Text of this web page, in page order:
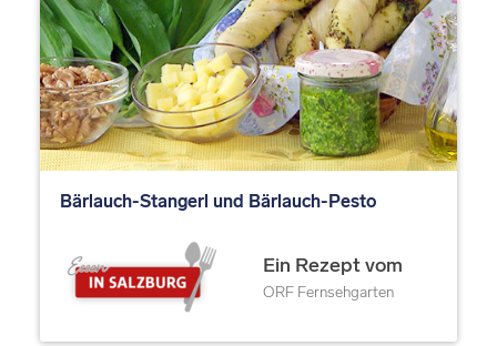
Bärlauch-Stangerl und Bärlauch-Pesto
Ein Rezept vom
ORF Fernsehgarten